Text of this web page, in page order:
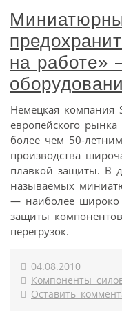
на работе»
Немецкая
европейского
более чем 50-
производства
плавкой защиты. В
называемых
— наиболее широко
защиты
перегрузок.
04.08.2010
Компоненты
Оставить